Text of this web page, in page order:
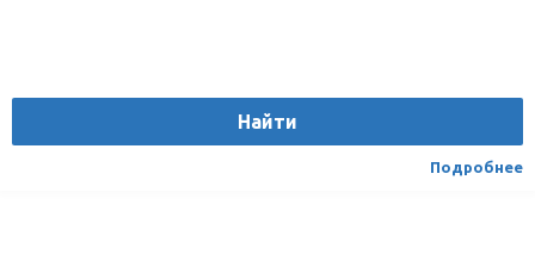
Найти
Подробнее